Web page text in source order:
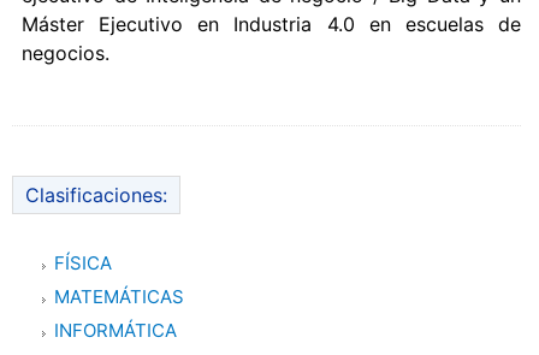
Máster Ejecutivo en Industria 4.0 en escuelas de
negocios.
Clasificaciones:
FÍSICA
MATEMÁTICAS
INFORMÁTICA